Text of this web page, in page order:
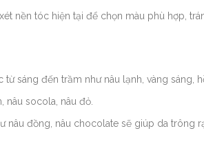
nền tóc hiện tại để chọn màu phù hợp,
từ sáng đến trầm như nâu lạnh, vàng sáng,
nâu socola, nâu đỏ.
nâu đồng, nâu chocolate sẽ giúp da trông